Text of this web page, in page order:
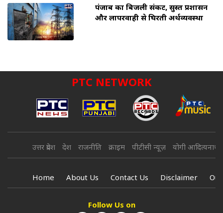
पंजाब का बिजली संकट, सुस्त प्रशासन
और लापरवाही से घिरती अर्थव्यवस्था
PTC NETWORK
उत्तर प्रदेश देश राजनीति क्राइम पीटीसी न्यूज़ योगी आदित्यनाथ
Home About Us Contact Us Disclaimer
Follow Us on